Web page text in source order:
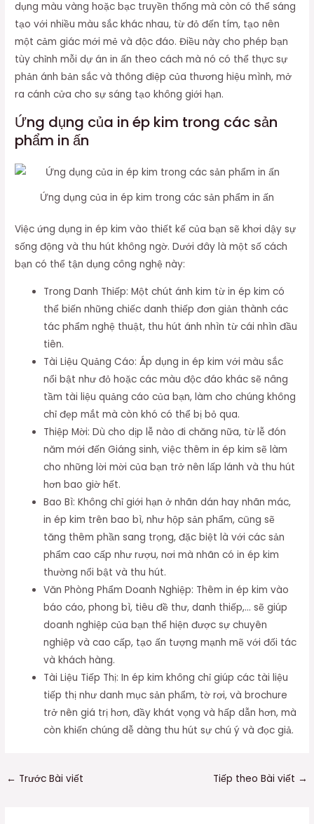
dụng màu vàng hoặc bạc truyền thống mà còn có thể sáng
tạo với nhiều màu sắc khác nhau, từ đỏ đến tím, tạo nên
một cảm giác mới mẻ và độc đáo. Điều này cho phép bạn
tùy chỉnh mỗi dự án in ấn theo cách mà nó có thể thực sự
phản ánh bản sắc và thông điệp của thương hiệu mình, mở
ra cánh cửa cho sự sáng tạo không giới hạn.
Ứng dụng của in ép kim trong các sản
phẩm in ấn
Ứng dụng của in ép kim trong các sản phẩm in ấn
Việc ứng dụng in ép kim vào thiết kế của bạn sẽ khơi dậy sự
sống động và thu hút không ngờ. Dưới đây là một số cách
bạn có thể tận dụng công nghệ này:
Trong Danh Thiếp: Một chút ánh kim từ in ép kim có
thể biến những chiếc danh thiếp đơn giản thành các
tác phẩm nghệ thuật, thu hút ánh nhìn từ cái nhìn đầu
tiên.
Tài Liệu Quảng Cáo: Áp dụng in ép kim với màu sắc
nổi bật như đỏ hoặc các màu độc đáo khác sẽ nâng
tầm tài liệu quảng cáo của bạn, làm cho chúng không
chỉ đẹp mắt mà còn khó có thể bị bỏ qua.
Thiệp Mời: Dù cho dịp lễ nào đi chăng nữa, từ lễ đón
năm mới đến Giáng sinh, việc thêm in ép kim sẽ làm
cho những lời mời của bạn trở nên lấp lánh và thu hút
hơn bao giờ hết.
Bao Bì: Không chỉ giới hạn ở nhãn dán hay nhãn mác,
in ép kim trên bao bì, như hộp sản phẩm, cũng sẽ
tăng thêm phần sang trọng, đặc biệt là với các sản
phẩm cao cấp như rượu, nơi mà nhãn có in ép kim
thường nổi bật và thu hút.
Văn Phòng Phẩm Doanh Nghiệp: Thêm in ép kim vào
báo cáo, phong bì, tiêu đề thư, danh thiếp,… sẽ giúp
doanh nghiệp của bạn thể hiện được sự chuyên
nghiệp và cao cấp, tạo ấn tượng mạnh mẽ với đối tác
và khách hàng.
Tài Liệu Tiếp Thị: In ép kim không chỉ giúp các tài liệu
tiếp thị như danh mục sản phẩm, tờ rơi, và brochure
trở nên giá trị hơn, đầy khát vọng và hấp dẫn hơn, mà
còn khiến chúng dễ dàng thu hút sự chú ý và đọc giả.
← Trước Bài viết Tiếp theo Bài viết →